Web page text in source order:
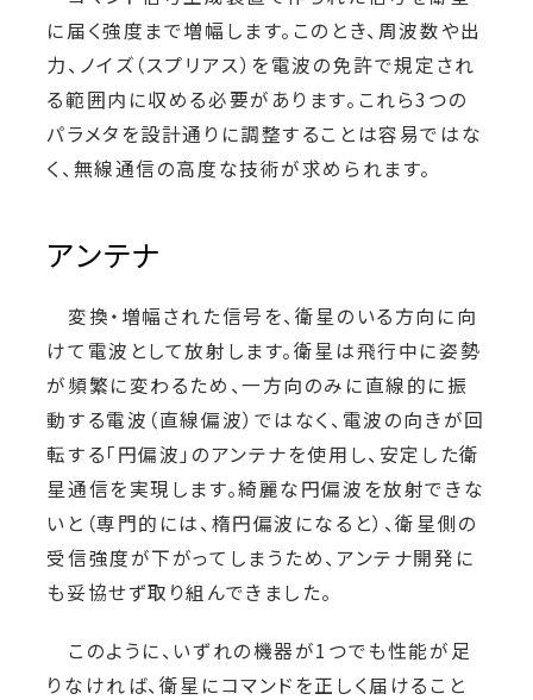
に届く強度まで増幅します。このとき、周波数や出
力、ノイズ（スプリアス）を電波の免許で規定され
る範囲内に収める必要があります。これら3つの
パラメタを設計通りに調整することは容易ではな
く、無線通信の高度な技術が求められます。
アンテナ
変換・増幅された信号を、衛星のいる方向に向
けて電波として放射します。衛星は飛行中に姿勢
が頻繁に変わるため、一方向のみに直線的に振
動する電波（直線偏波）ではなく、電波の向きが回
転する「円偏波」のアンテナを使用し、安定した衛
星通信を実現します。綺麗な円偏波を放射できな
いと（専門的には、楕円偏波になると）、衛星側の
受信強度が下がってしまうため、アンテナ開発に
も妥協せず取り組んできました。
このように、いずれの機器が1つでも性能が足
りなければ、衛星にコマンドを正しく届けること